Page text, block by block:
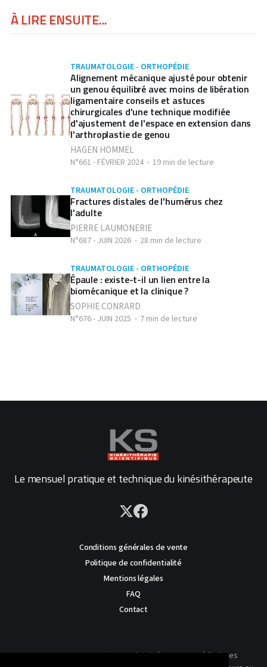
À LIRE ENSUITE...
TRAUMATOLOGIE - ORTHOPÉDIE
Alignement mécanique ajusté pour obtenir
un genou équilibré avec moins de libération
ligamentaire conseils et astuces
chirurgicales d'une technique modifiée
d'ajustement de l'espace en extension dans
l'arthroplastie de genou
HAGEN HOMMEL
N°661 - FÉVRIER 2024 19 min de lecture
TRAUMATOLOGIE - ORTHOPÉDIE
Fractures distales de l'humérus chez
l'adulte
PIERRE LAUMONERIE
N°687 - JUIN 2026 28 min de lecture
TRAUMATOLOGIE - ORTHOPÉDIE
Épaule : existe-t-il un lien entre la
biomécanique et la clinique ?
SOPHIE CONRARD
N°676 - JUIN 2025 7 min de lecture
Le mensuel pratique et technique du kinésithérapeute
Conditions générales de vente
Politique de confidentialité
Mentions légales
FAQ
Contact
AVERTISSEMENT : Ce site est destiné au corps médical. Les